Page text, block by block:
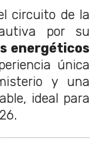
circuito de la
por su
energéticos
única
y una
ideal para